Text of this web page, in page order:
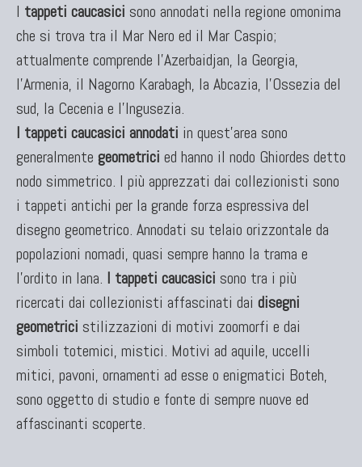
I tappeti caucasici sono annodati nella regione omonima
che si trova tra il Mar Nero ed il Mar Caspio;
attualmente comprende l'Azerbaidjan, la Georgia,
l'Armenia, il Nagorno Karabagh, la Abcazia, l'Ossezia del
sud, la Cecenia e l'Ingusezia.
I tappeti caucasici annodati in quest'area sono
generalmente geometrici ed hanno il nodo Ghiordes detto
nodo simmetrico. I più apprezzati dai collezionisti sono
i tappeti antichi per la grande forza espressiva del
disegno geometrico. Annodati su telaio orizzontale da
popolazioni nomadi, quasi sempre hanno la trama e
l'ordito in lana. I tappeti caucasici sono tra i più
ricercati dai collezionisti affascinati dai disegni
geometrici stilizzazioni di motivi zoomorfi e dai
simboli totemici, mistici. Motivi ad aquile, uccelli
mitici, pavoni, ornamenti ad esse o enigmatici Boteh,
sono oggetto di studio e fonte di sempre nuove ed
affascinanti scoperte.